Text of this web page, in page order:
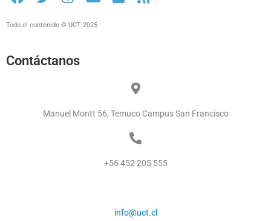
Todo el contenido © UCT 2025
Contáctanos
Manuel Montt 56, Temuco Campus San Francisco
+56 452 205 555
info@uct.cl